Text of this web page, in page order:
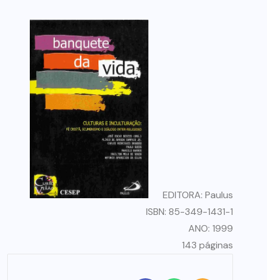
EDITORA: Paulus
ISBN: 85-349-1431-1
ANO: 1999
143 páginas